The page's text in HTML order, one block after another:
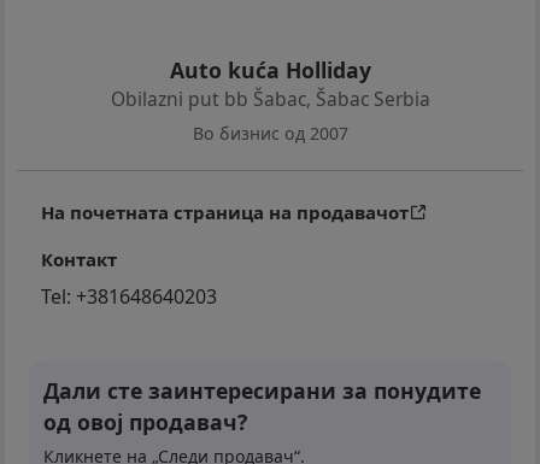
Auto kuća Holliday
Obilazni put bb Šabac, Šabac Serbia
Во бизнис од 2007
На почетната страница на продавачот
Контакт
Tel: +381648640203
Дали сте заинтересирани за понудите
од овој продавач?
Кликнете на „Следи продавач“.